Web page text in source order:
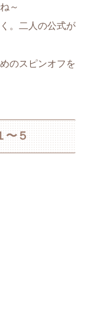
～
。二人の公式が
のスピンオフを
〜５